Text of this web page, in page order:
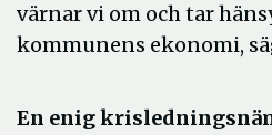
värnar vi om och tar
kommunens ekonomi,
En enig